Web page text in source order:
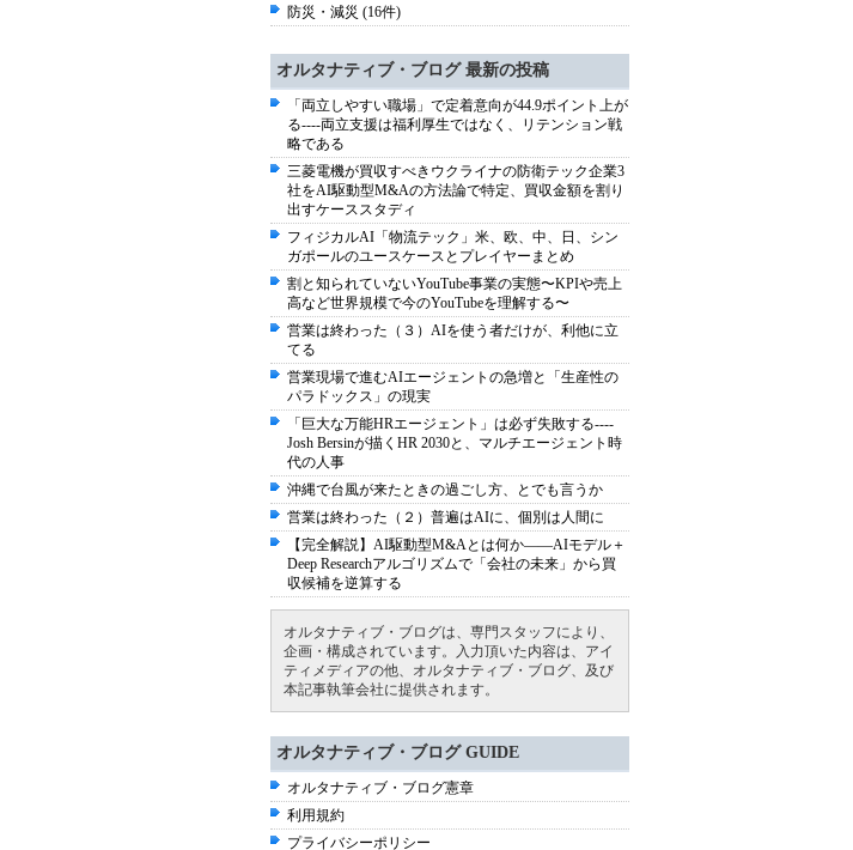
防災・減災 (16件)
オルタナティブ・ブログ 最新の投稿
「両立しやすい職場」で定着意向が44.9ポイント上が
る----両立支援は福利厚生ではなく、リテンション戦
略である
三菱電機が買収すべきウクライナの防衛テック企業3
社をAI駆動型M&Aの方法論で特定、買収金額を割り
出すケーススタディ
フィジカルAI「物流テック」米、欧、中、日、シン
ガポールのユースケースとプレイヤーまとめ
割と知られていないYouTube事業の実態〜KPIや売上
高など世界規模で今のYouTubeを理解する〜
営業は終わった（３）AIを使う者だけが、利他に立
てる
営業現場で進むAIエージェントの急増と「生産性の
パラドックス」の現実
「巨大な万能HRエージェント」は必ず失敗する----
Josh Bersinが描くHR 2030と、マルチエージェント時
代の人事
沖縄で台風が来たときの過ごし方、とでも言うか
営業は終わった（２）普遍はAIに、個別は人間に
【完全解説】AI駆動型M&Aとは何か――AIモデル＋
Deep Researchアルゴリズムで「会社の未来」から買
収候補を逆算する
オルタナティブ・ブログは、専門スタッフにより、
企画・構成されています。入力頂いた内容は、アイ
ティメディアの他、オルタナティブ・ブログ、及び
本記事執筆会社に提供されます。
オルタナティブ・ブログ GUIDE
オルタナティブ・ブログ憲章
利用規約
プライバシーポリシー